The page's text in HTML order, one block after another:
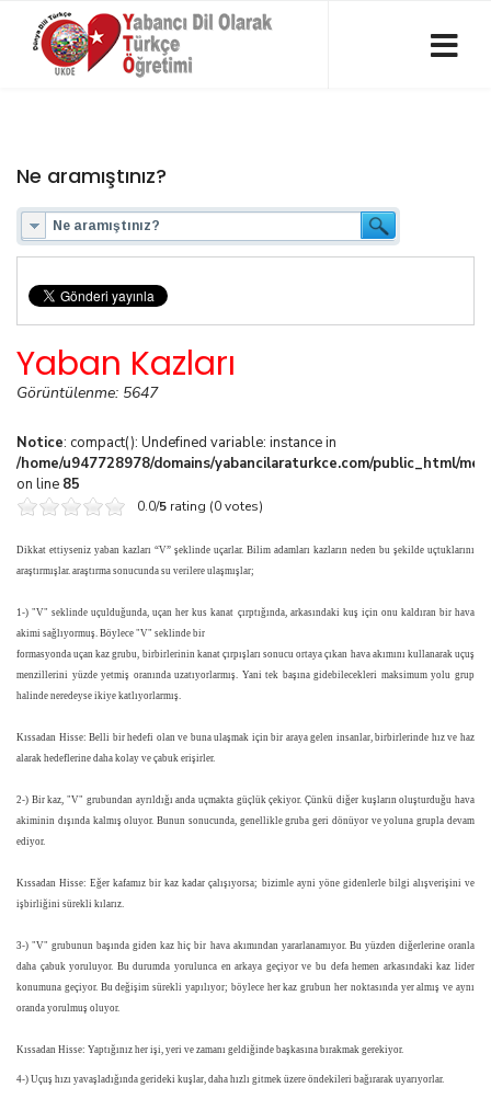
Ne aramıştınız?
Yaban Kazları
Görüntülenme: 5647
Notice: compact(): Undefined variable: instance in
/home/u947728978/domains/yabancilaraturkce.com/public_html/
on line 85
0.0/5 rating (0 votes)
Dikkat ettiyseniz yaban kazları “V” şeklinde uçarlar. Bilim adamları kazların neden bu şekilde uçtuklarını
araştırmışlar. araştırma sonucunda su verilere ulaşmışlar;
1-) "V" seklinde uçulduğunda, uçan her kus kanat çırptığında, arkasındaki kuş için onu kaldıran bir hava
akimi sağlıyormuş. Böylece "V" seklinde bir
formasyonda uçan kaz grubu, birbirlerinin kanat çırpışları sonucu ortaya çıkan hava akımını kullanarak uçuş
menzillerini yüzde yetmiş oranında uzatıyorlarmış. Yani tek başına gidebilecekleri maksimum yolu grup
halinde neredeyse ikiye katlıyorlarmış.
Kıssadan Hisse: Belli bir hedefi olan ve buna ulaşmak için bir araya gelen insanlar, birbirlerinde hız ve haz
alarak hedeflerine daha kolay ve çabuk erişirler.
2-) Bir kaz, "V" grubundan ayrıldığı anda uçmakta güçlük çekiyor. Çünkü diğer kuşların oluşturduğu hava
akiminin dışında kalmış oluyor. Bunun sonucunda, genellikle gruba geri dönüyor ve yoluna grupla devam
ediyor.
Kıssadan Hisse: Eğer kafamız bir kaz kadar çalışıyorsa; bizimle ayni yöne gidenlerle bilgi alışverişini ve
işbirliğini sürekli kılarız.
3-) "V" grubunun başında giden kaz hiç bir hava akımından yararlanamıyor. Bu yüzden diğerlerine oranla
daha çabuk yoruluyor. Bu durumda yorulunca en arkaya geçiyor ve bu defa hemen arkasındaki kaz lider
konumuna geçiyor. Bu değişim sürekli yapılıyor; böylece her kaz grubun her noktasında yer almış ve aynı
oranda yorulmuş oluyor.
Kıssadan Hisse: Yaptığınız her işi, yeri ve zamanı geldiğinde başkasına bırakmak gerekiyor.
4-) Uçuş hızı yavaşladığında gerideki kuşlar, daha hızlı gitmek üzere öndekileri bağırarak uyarıyorlar.